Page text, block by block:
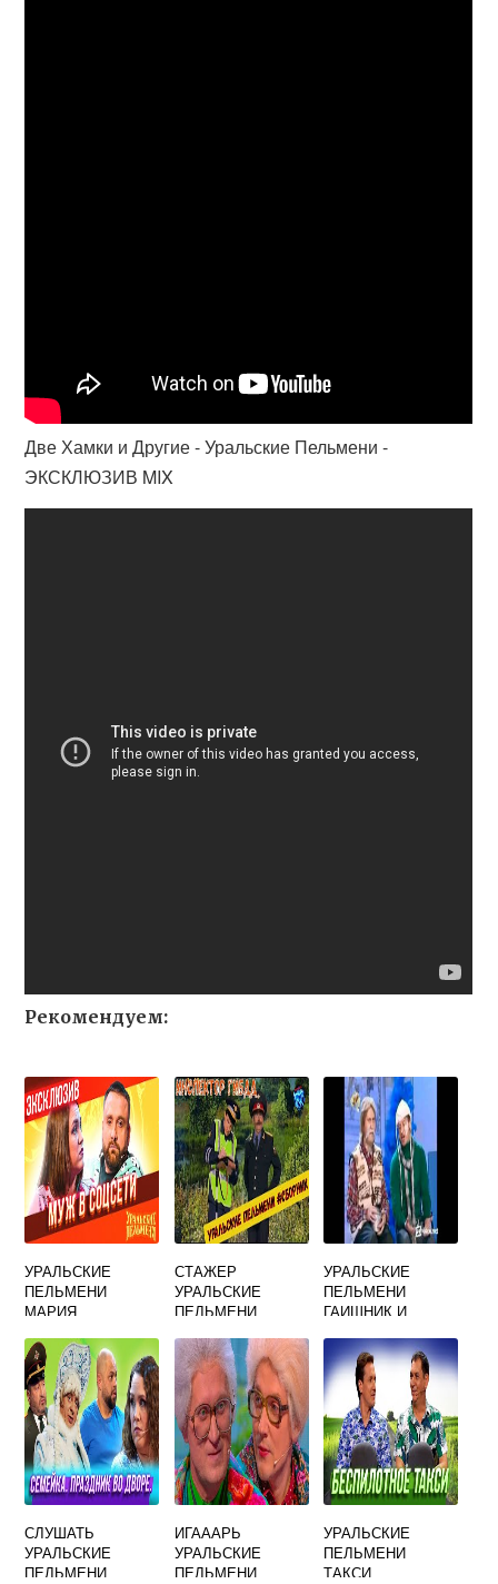
Две Хамки и Другие - Уральские Пельмени -
ЭКСКЛЮЗИВ MIX
Рекомендуем:
УРАЛЬСКИЕ
ПЕЛЬМЕНИ
МАРИЯ
СТАЖЕР
УРАЛЬСКИЕ
ПЕЛЬМЕНИ
УРАЛЬСКИЕ
ПЕЛЬМЕНИ
ГАИШНИК И
СЛУШАТЬ
УРАЛЬСКИЕ
ПЕЛЬМЕНИ
ИГАААРЬ
УРАЛЬСКИЕ
ПЕЛЬМЕНИ
УРАЛЬСКИЕ
ПЕЛЬМЕНИ
ТАКСИ